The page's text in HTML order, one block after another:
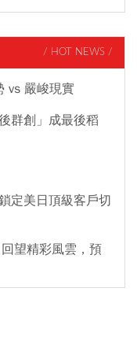
/ HOT NEWS /
vs 嚴峻現實
群創」成最後稻
定美日頂級客戶切
望精彩風雲，預